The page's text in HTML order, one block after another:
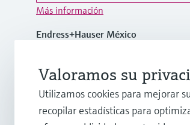
Más información
Endress+Hauser México
+ 52 (55) 5321-2080
mx.sc@endress.com
Valoramos su
Utilizamos cookies para mejorar
recopilar estadísticas para